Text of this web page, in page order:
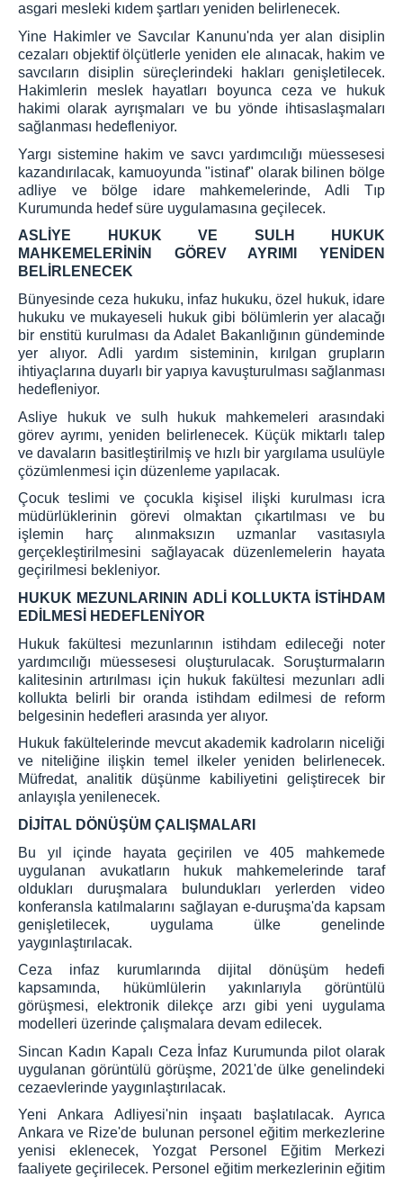
asgari mesleki kıdem şartları yeniden belirlenecek.
Yine Hakimler ve Savcılar Kanunu'nda yer alan disiplin
cezaları objektif ölçütlerle yeniden ele alınacak, hakim ve
savcıların disiplin süreçlerindeki hakları genişletilecek.
Hakimlerin meslek hayatları boyunca ceza ve hukuk
hakimi olarak ayrışmaları ve bu yönde ihtisaslaşmaları
sağlanması hedefleniyor.
Yargı sistemine hakim ve savcı yardımcılığı müessesesi
kazandırılacak, kamuoyunda "istinaf" olarak bilinen bölge
adliye ve bölge idare mahkemelerinde, Adli Tıp
Kurumunda hedef süre uygulamasına geçilecek.
ASLİYE HUKUK VE SULH HUKUK
MAHKEMELERİNİN GÖREV AYRIMI YENİDEN
BELİRLENECEK
Bünyesinde ceza hukuku, infaz hukuku, özel hukuk, idare
hukuku ve mukayeseli hukuk gibi bölümlerin yer alacağı
bir enstitü kurulması da Adalet Bakanlığının gündeminde
yer alıyor. Adli yardım sisteminin, kırılgan grupların
ihtiyaçlarına duyarlı bir yapıya kavuşturulması sağlanması
hedefleniyor.
Asliye hukuk ve sulh hukuk mahkemeleri arasındaki
görev ayrımı, yeniden belirlenecek. Küçük miktarlı talep
ve davaların basitleştirilmiş ve hızlı bir yargılama usulüyle
çözümlenmesi için düzenleme yapılacak.
Çocuk teslimi ve çocukla kişisel ilişki kurulması icra
müdürlüklerinin görevi olmaktan çıkartılması ve bu
işlemin harç alınmaksızın uzmanlar vasıtasıyla
gerçekleştirilmesini sağlayacak düzenlemelerin hayata
geçirilmesi bekleniyor.
HUKUK MEZUNLARININ ADLİ KOLLUKTA İSTİHDAM
EDİLMESİ HEDEFLENİYOR
Hukuk fakültesi mezunlarının istihdam edileceği noter
yardımcılığı müessesesi oluşturulacak. Soruşturmaların
kalitesinin artırılması için hukuk fakültesi mezunları adli
kollukta belirli bir oranda istihdam edilmesi de reform
belgesinin hedefleri arasında yer alıyor.
Hukuk fakültelerinde mevcut akademik kadroların niceliği
ve niteliğine ilişkin temel ilkeler yeniden belirlenecek.
Müfredat, analitik düşünme kabiliyetini geliştirecek bir
anlayışla yenilenecek.
DİJİTAL DÖNÜŞÜM ÇALIŞMALARI
Bu yıl içinde hayata geçirilen ve 405 mahkemede
uygulanan avukatların hukuk mahkemelerinde taraf
oldukları duruşmalara bulundukları yerlerden video
konferansla katılmalarını sağlayan e-duruşma'da kapsam
genişletilecek, uygulama ülke genelinde
yaygınlaştırılacak.
Ceza infaz kurumlarında dijital dönüşüm hedefi
kapsamında, hükümlülerin yakınlarıyla görüntülü
görüşmesi, elektronik dilekçe arzı gibi yeni uygulama
modelleri üzerinde çalışmalara devam edilecek.
Sincan Kadın Kapalı Ceza İnfaz Kurumunda pilot olarak
uygulanan görüntülü görüşme, 2021'de ülke genelindeki
cezaevlerinde yaygınlaştırılacak.
Yeni Ankara Adliyesi'nin inşaatı başlatılacak. Ayrıca
Ankara ve Rize'de bulunan personel eğitim merkezlerine
yenisi eklenecek, Yozgat Personel Eğitim Merkezi
faaliyete geçirilecek. Personel eğitim merkezlerinin eğitim